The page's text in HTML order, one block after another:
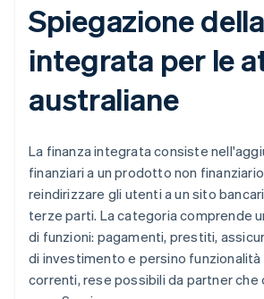
Spiegazione
integrata per le
australiane
La finanza integrata consiste
finanziari a un prodotto non
reindirizzare gli utenti a un sito
terze parti. La categoria comprende
di funzioni: pagamenti, prestiti,
di investimento e persino funzionalità
correnti, rese possibili da partner che